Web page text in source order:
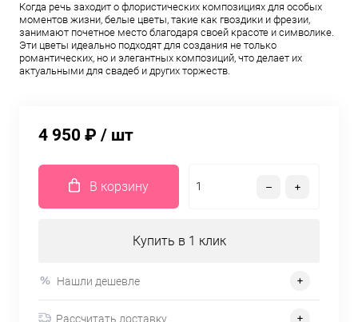
Когда речь заходит о флористических композициях для особых
моментов жизни, белые цветы, такие как гвоздики и фрезии,
занимают почетное место благодаря своей красоте и символике.
Эти цветы идеально подходят для создания не только
романтических, но и элегантных композиций, что делает их
актуальными для свадеб и других торжеств.
4 950 ₽ / шт
В корзину
Купить в 1 клик
Нашли дешевле
Рассчитать доставку